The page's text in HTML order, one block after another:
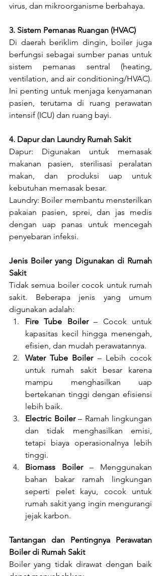
virus, dan mikroorganisme berbahaya.
3. Sistem Pemanas Ruangan (HVAC)
Di daerah beriklim dingin, boiler juga
berfungsi sebagai sumber panas untuk
sistem pemanas sentral (heating,
ventilation, and air conditioning/HVAC).
Ini penting untuk menjaga kenyamanan
pasien, terutama di ruang perawatan
intensif (ICU) dan ruang bayi.
4. Dapur dan Laundry Rumah Sakit
Dapur: Digunakan untuk memasak
makanan pasien, sterilisasi peralatan
makan, dan produksi uap untuk
kebutuhan memasak besar.
Laundry: Boiler membantu mensterilkan
pakaian pasien, sprei, dan jas medis
dengan uap panas untuk mencegah
penyebaran infeksi.
Jenis Boiler yang Digunakan di Rumah
Sakit
Tidak semua boiler cocok untuk rumah
sakit. Beberapa jenis yang umum
digunakan adalah:
Fire Tube Boiler – Cocok untuk
kapasitas kecil hingga menengah,
efisien, dan mudah perawatannya.
Water Tube Boiler – Lebih cocok
untuk rumah sakit besar karena
mampu menghasilkan uap
bertekanan tinggi dengan efisiensi
lebih baik.
Electric Boiler – Ramah lingkungan
dan tidak menghasilkan emisi,
tetapi biaya operasionalnya lebih
tinggi.
Biomass Boiler – Menggunakan
bahan bakar ramah lingkungan
seperti pelet kayu, cocok untuk
rumah sakit yang ingin mengurangi
jejak karbon.
Tantangan dan Pentingnya Perawatan
Boiler di Rumah Sakit
Boiler yang tidak dirawat dengan baik